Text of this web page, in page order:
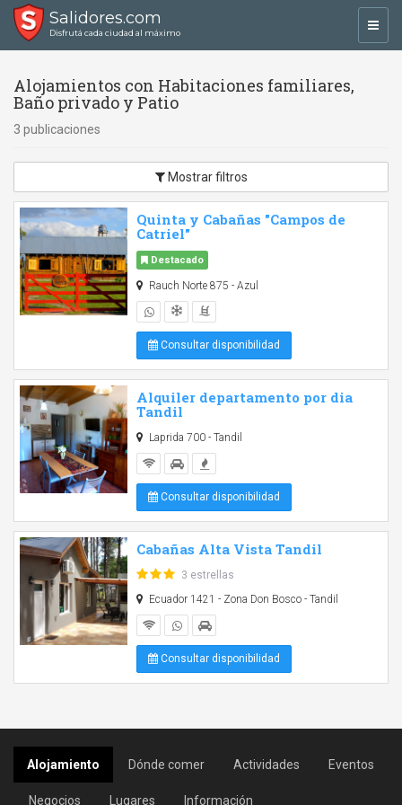
Salidores.com
Disfrutá cada ciudad al máximo
Alojamientos con Habitaciones familiares,
Baño privado y Patio
3 publicaciones
Mostrar filtros
Quinta y Cabañas "Campos de
Catriel"
Destacado
Rauch Norte 875 - Azul
Consultar disponibilidad
Alquiler departamento por dia
Tandil
Laprida 700 - Tandil
Consultar disponibilidad
Cabañas Alta Vista Tandil
3 estrellas
Ecuador 1421 - Zona Don Bosco - Tandil
Consultar disponibilidad
Alojamiento Dónde comer Actividades Eventos
Negocios Lugares Información